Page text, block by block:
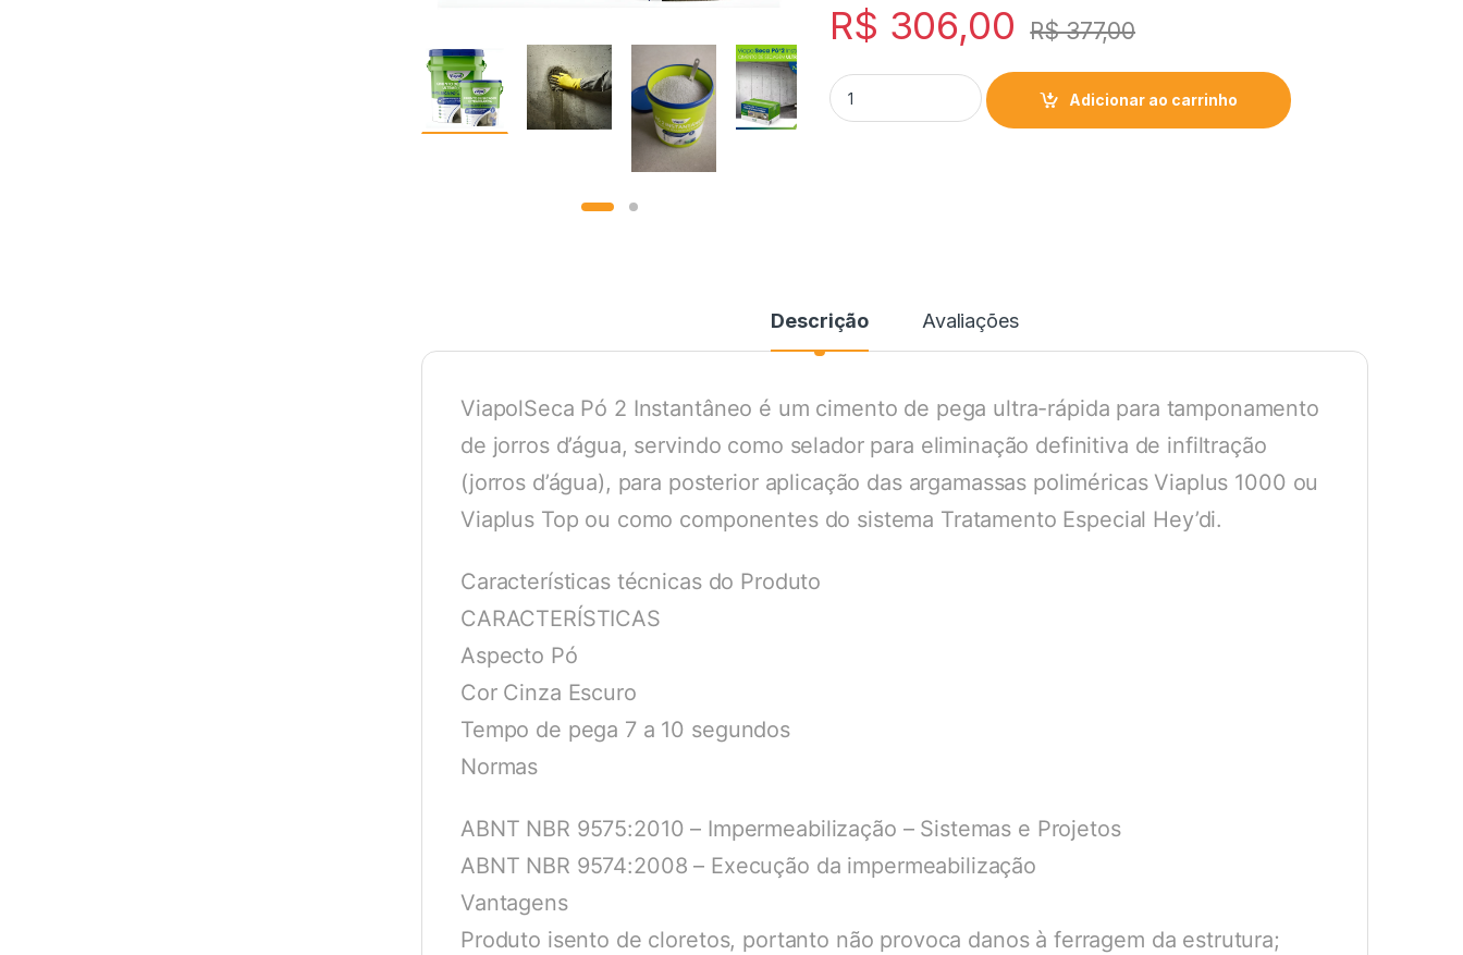
R$ 306,00 R$377,00
Adicionar ao carrinho
Descrição Avaliações
ViapolSeca Pó 2 Instantâneo é um cimento de pega ultra-rápida para tamponamento
de jorros d’água, servindo como selador para eliminação definitiva de infiltração
(jorros d’água), para posterior aplicação das argamassas poliméricas Viaplus 1000 ou
Viaplus Top ou como componentes do sistema Tratamento Especial Hey’di.
Características técnicas do Produto
CARACTERÍSTICAS
Aspecto Pó
Cor Cinza Escuro
Tempo de pega 7 a 10 segundos
Normas
ABNT NBR 9575:2010 – Impermeabilização – Sistemas e Projetos
ABNT NBR 9574:2008 – Execução da impermeabilização
Vantagens
Produto isento de cloretos, portanto não provoca danos à ferragem da estrutura;